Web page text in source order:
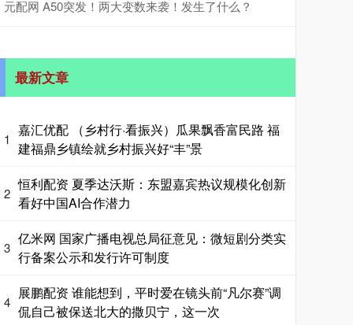
元配网 A50突发！两大变数来袭！发生了什么？
最新文章
1
嘉汇优配 （乡村行·看振兴）瓜果飘香富民路 福
建福鼎乡镇绘就乡村振兴好“丰”景
2
恒利配资 夏季达沃斯：东盟嘉宾热议规模化创新
看好中国AI合作潜力
3
亿米网 国家广播电视总局征意见：微短剧分类实
行备案公示和发行许可制度
4
展鹏配资 谁能想到，平时爱在镜头前“凡尔赛”调
侃自己被保送北大的撒贝宁，这一次